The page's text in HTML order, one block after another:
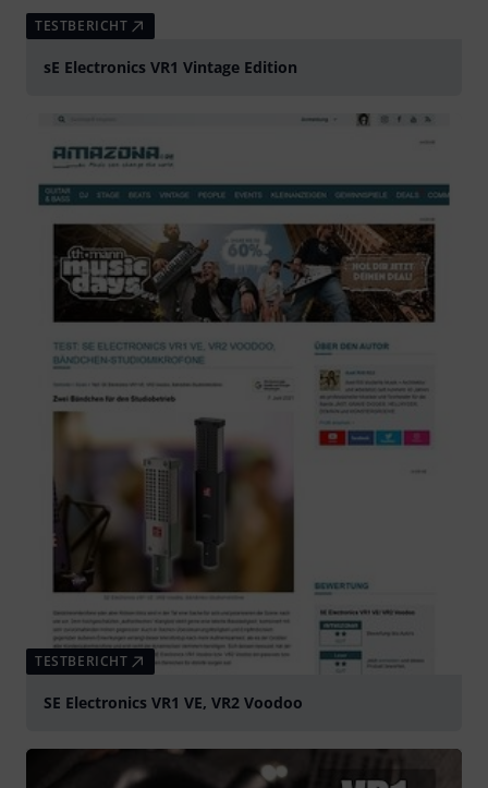
TESTBERICHT
sE Electronics VR1 Vintage Edition
TESTBERICHT
SE Electronics VR1 VE, VR2 Voodoo